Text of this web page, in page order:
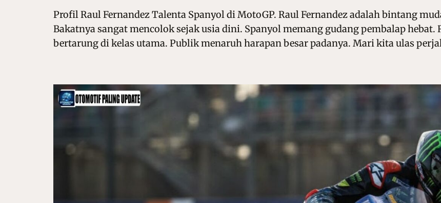
Profil Raul Fernandez Talenta Spanyol di MotoGP. Raul Fernandez adalah bintang
Bakatnya sangat mencolok sejak usia dini. Spanyol memang gudang pembalap
bertarung di kelas utama. Publik menaruh harapan besar padanya. Mari kita ulas